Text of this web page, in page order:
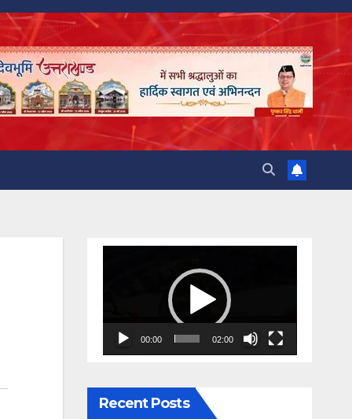
00:00 02:00
Recent Posts